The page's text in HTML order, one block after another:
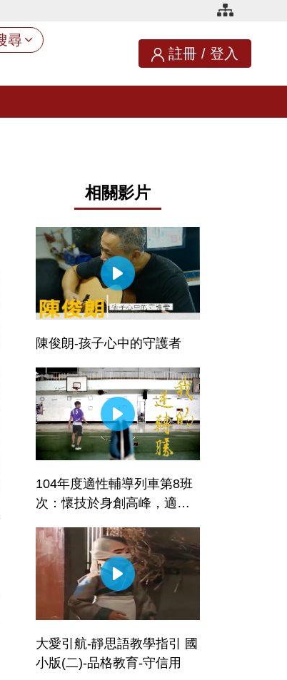
尋
註冊 / 登入
相關影片
陳俊朗-孩子心中的守護者
104年度適性輔導列車第8班
次：懷技於身創高峰，適性
屏東縣佳冬國中
大愛引航-靜思語教學指引 國
小版(二)-品格教育-守信用